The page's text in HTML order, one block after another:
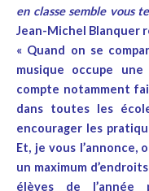
en classe semble vous
Jean-Michel Blanquer
« Quand on se
musique occupe
compte notamment
dans toutes les
encourager les
Et, je vous l’annonce,
un maximum
élèves de l’année